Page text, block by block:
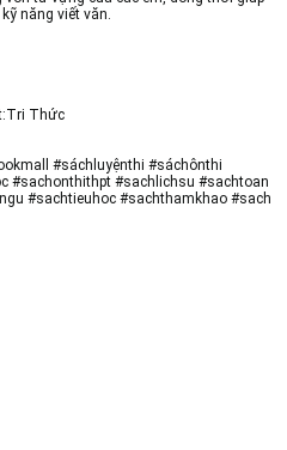
năng viết văn.
Thức
#sáchluyệnthi #sáchônthi
#sachonthithpt #sachlichsu #sachtoan
#sachtieuhoc #sachthamkhao #sach